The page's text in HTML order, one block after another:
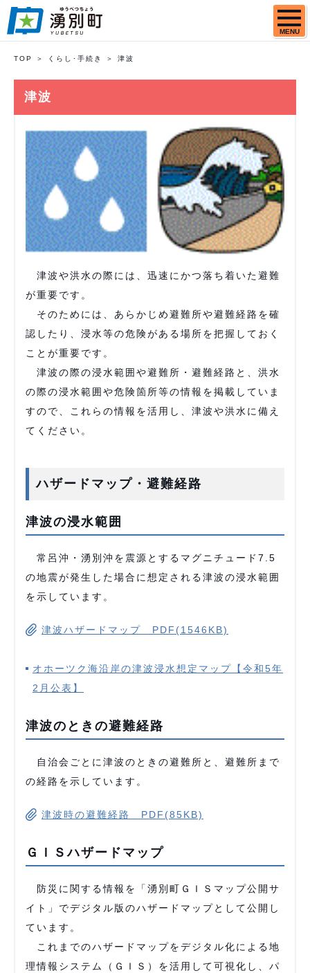
MENU
TOP くらし･手続き 津波
津波
津波や洪水の際には、迅速にかつ落ち着いた避難
が重要です。
そのためには、あらかじめ避難所や避難経路を確
認したり、浸水等の危険がある場所を把握しておく
ことが重要です。
津波の際の浸水範囲や避難所・避難経路と、洪水
の際の浸水範囲や危険箇所等の情報を掲載していま
すので、これらの情報を活用し、津波や洪水に備え
てください。
ハザードマップ・避難経路
津波の浸水範囲
常呂沖・湧別沖を震源とするマグニチュード7.5
の地震が発生した場合に想定される津波の浸水範囲
を示しています。
津波ハザードマップ PDF(1546KB)
オホーツク海沿岸の津波浸水想定マップ【令和5年
2月公表】
津波のときの避難経路
自治会ごとに津波のときの避難所と、避難所まで
の経路を示しています。
津波時の避難経路 PDF(85KB)
ＧＩＳハザードマップ
防災に関する情報を「湧別町ＧＩＳマップ公開サ
イト」でデジタル版のハザードマップとして公開し
ています。
これまでのハザードマップをデジタル化による地
理情報システム（ＧＩＳ）を活用して可視化し、パ